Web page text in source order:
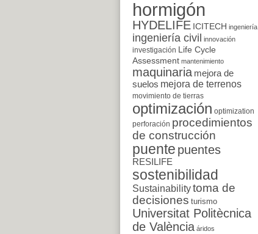
hormigón
HYDELIFE ICITECH ingeniería
ingeniería civil innovación
investigación
Life Cycle
Assessment mantenimiento
maquinaria mejora de
suelos mejora de terrenos
movimiento de tierras
optimización optimization
perforación procedimientos
de construcción
puente puentes
RESILIFE
sostenibilidad
Sustainabilitytoma de
decisiones turismo
Universitat Politècnica
de València áridos